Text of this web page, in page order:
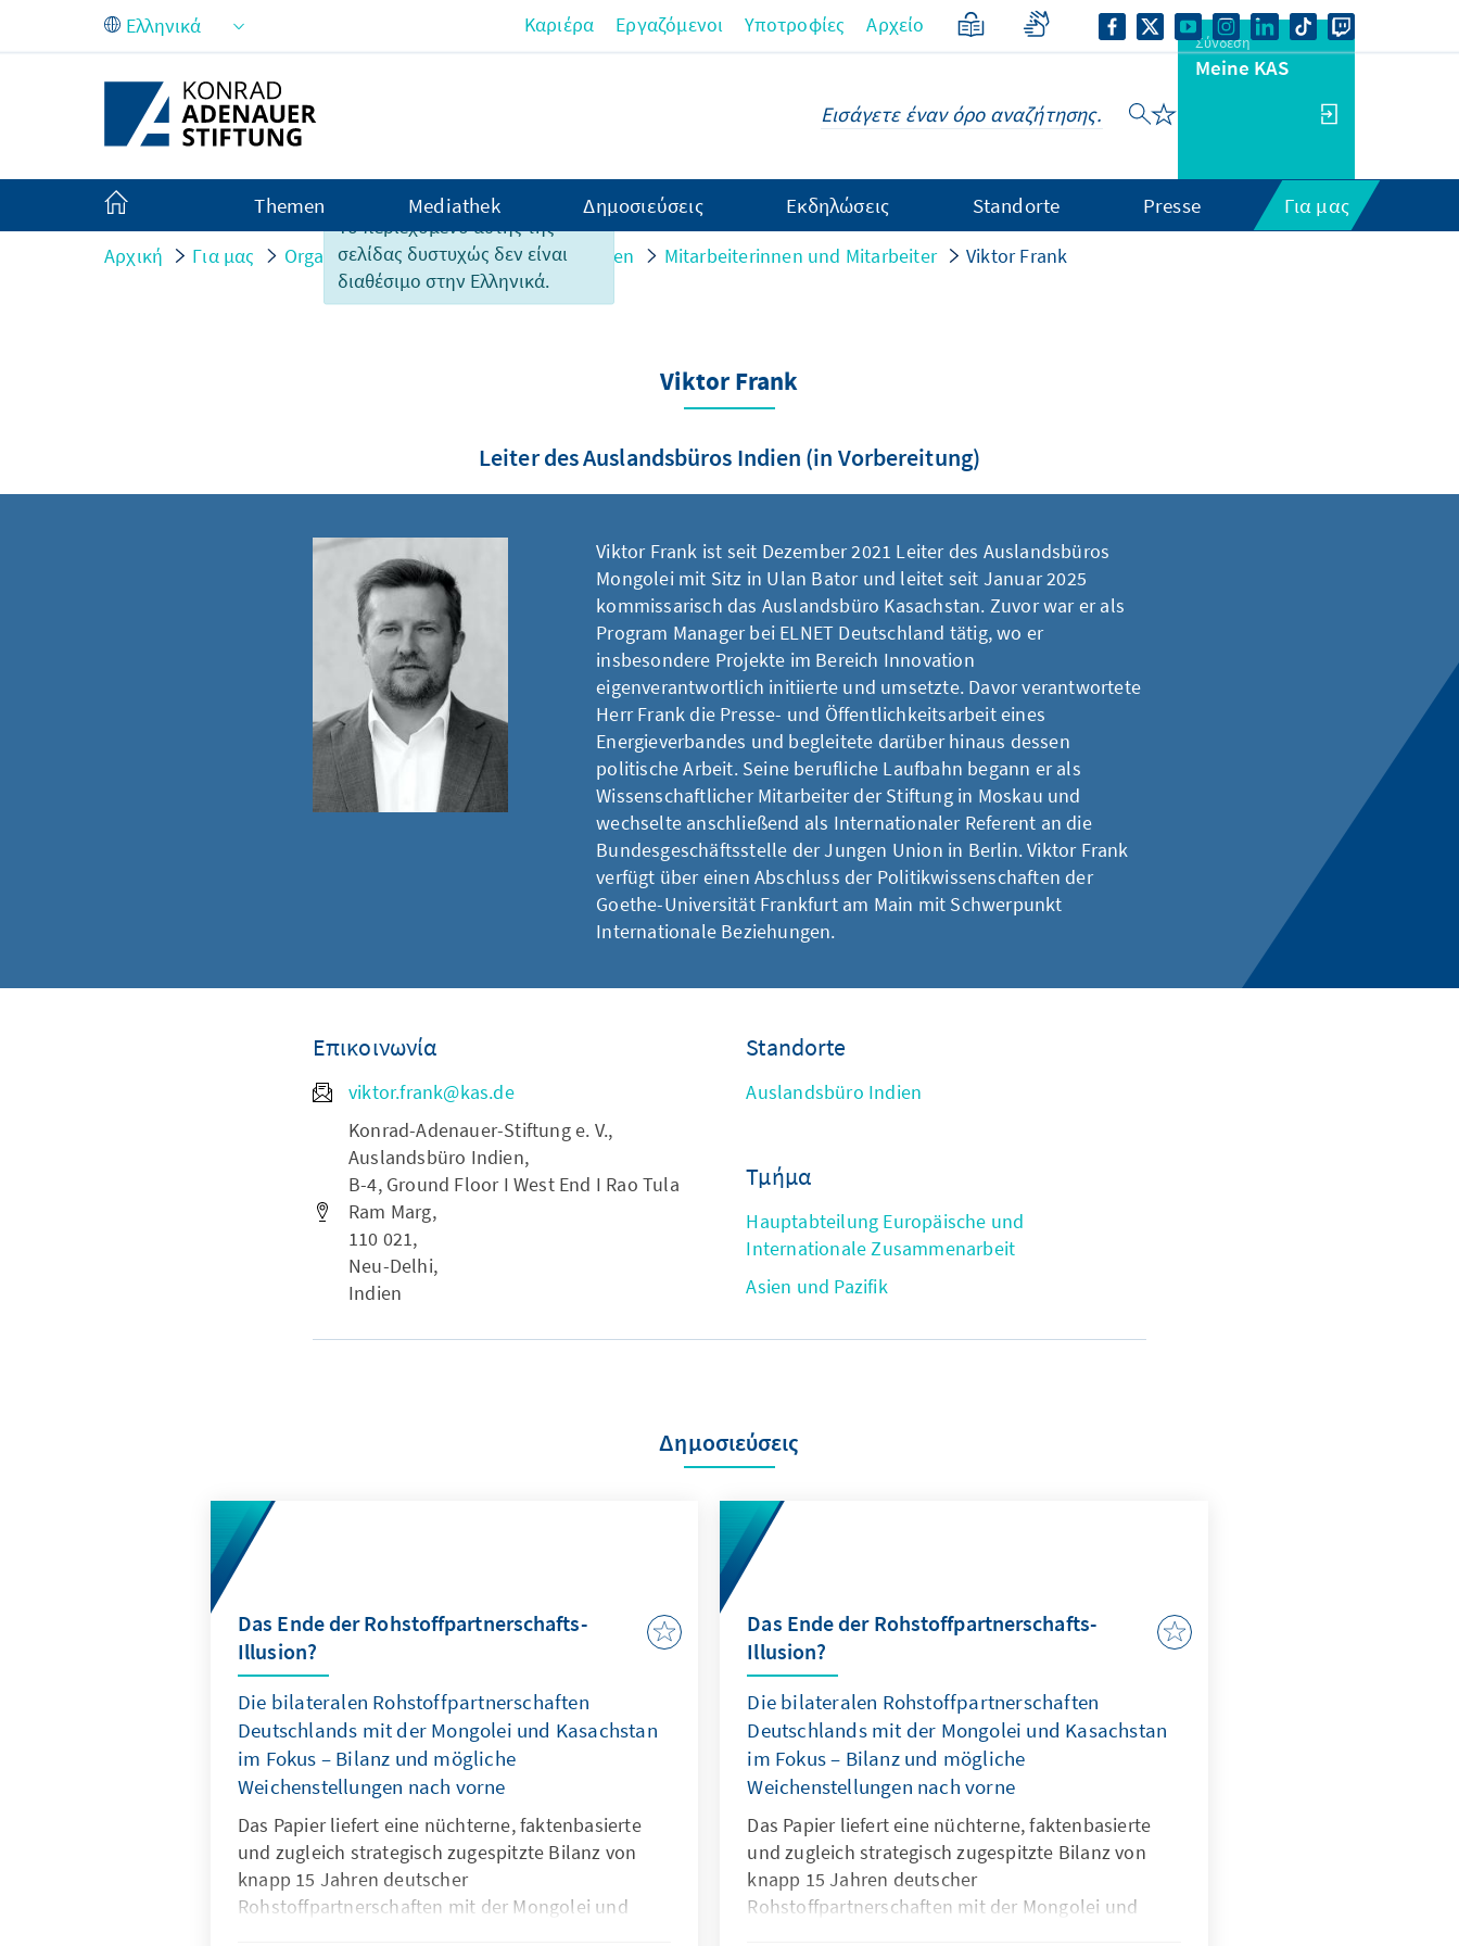
Skip to Main Content
Το περιεχόμενο αυτής της
σελίδας δυστυχώς δεν είναι
διαθέσιμο στην Ελληνικά.
Καριέρα Εργαζόμενοι Υποτροφίες Αρχείο
Σύνδεση
Meine KAS
Themen Mediathek Δημοσιεύσεις Εκδηλώσεις Standorte Presse Για μας
Αρχική Για μας Organisation Personen und Strukturen Mitarbeiterinnen und Mitarbeiter Viktor Frank
Viktor Frank
Leiter des Auslandsbüros Indien (in Vorbereitung)
Viktor Frank ist seit Dezember 2021 Leiter des Auslandsbüros
Mongolei mit Sitz in Ulan Bator und leitet seit Januar 2025
kommissarisch das Auslandsbüro Kasachstan. Zuvor war er als
Program Manager bei ELNET Deutschland tätig, wo er
insbesondere Projekte im Bereich Innovation
eigenverantwortlich initiierte und umsetzte. Davor verantwortete
Herr Frank die Presse- und Öffentlichkeitsarbeit eines
Energieverbandes und begleitete darüber hinaus dessen
politische Arbeit. Seine berufliche Laufbahn begann er als
Wissenschaftlicher Mitarbeiter der Stiftung in Moskau und
wechselte anschließend als Internationaler Referent an die
Bundesgeschäftsstelle der Jungen Union in Berlin. Viktor Frank
verfügt über einen Abschluss der Politikwissenschaften der
Goethe-Universität Frankfurt am Main mit Schwerpunkt
Internationale Beziehungen.
Επικοινωνία
viktor.frank@kas.de
Konrad-Adenauer-Stiftung e. V.,
Auslandsbüro Indien,
B-4, Ground Floor I West End I Rao Tula
Ram Marg,
110 021,
Neu-Delhi,
Indien
Standorte
Auslandsbüro Indien
Τμήμα
Hauptabteilung Europäische und
Internationale Zusammenarbeit
Asien und Pazifik
Δημοσιεύσεις
Das Ende der Rohstoffpartnerschafts-
Illusion?
Die bilateralen Rohstoffpartnerschaften
Deutschlands mit der Mongolei und Kasachstan
im Fokus – Bilanz und mögliche
Weichenstellungen nach vorne
Das Papier liefert eine nüchterne, faktenbasierte
und zugleich strategisch zugespitzte Bilanz von
knapp 15 Jahren deutscher
Rohstoffpartnerschaften mit der Mongolei und
Das Ende der Rohstoffpartnerschafts-
Illusion?
Die bilateralen Rohstoffpartnerschaften
Deutschlands mit der Mongolei und Kasachstan
im Fokus – Bilanz und mögliche
Weichenstellungen nach vorne
Das Papier liefert eine nüchterne, faktenbasierte
und zugleich strategisch zugespitzte Bilanz von
knapp 15 Jahren deutscher
Rohstoffpartnerschaften mit der Mongolei und